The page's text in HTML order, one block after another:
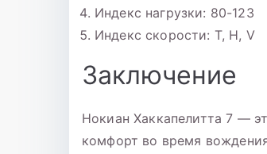
Индекс нагрузки: 80-123
Индекс скорости: T, H, V
Заключение
Нокиан Хаккапелитта 7 —
комфорт во время